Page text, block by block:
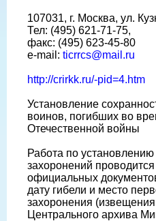
107031, г. Москва, ул.
Тел: (495) 621-71-75,
факс: (495) 623-45-80
e-mail: ticrrcs@mail.ru
http://crirkk.ru/-pid=4.htm
Установление
воинов, погибших во
Отечественной войны
Работа по
захоронений
официальных
дату гибели и место
захоронения
Центрального архива